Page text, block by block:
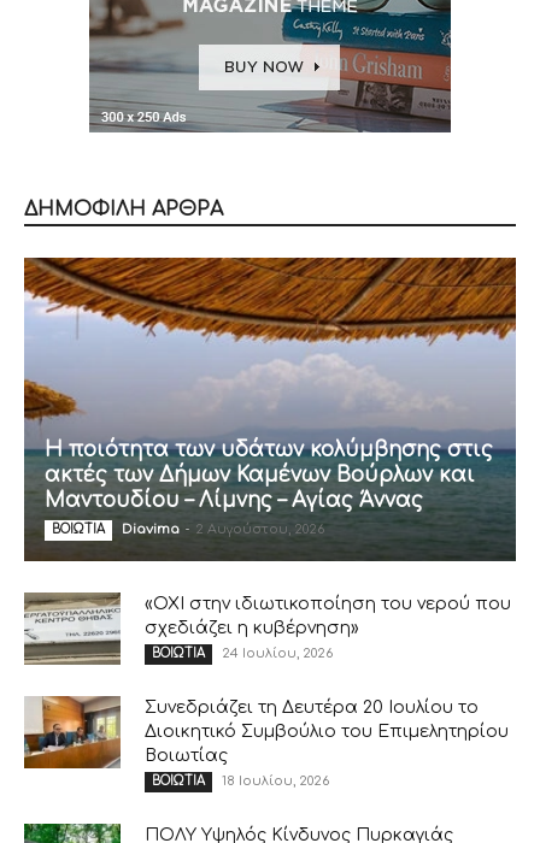
ΔΗΜΟΦΙΛΗ ΑΡΘΡΑ
Η ποιότητα των υδάτων κολύμβησης στις
ακτές των Δήμων Καμένων Βούρλων και
Μαντουδίου – Λίμνης – Αγίας Άννας
ΒΟΙΩΤΙΑ Diavima - 2 Αυγούστου, 2026
«ΟΧΙ στην ιδιωτικοποίηση του νερού που
σχεδιάζει η κυβέρνηση»
ΒΟΙΩΤΙΑ 24 Ιουλίου, 2026
Συνεδριάζει τη Δευτέρα 20 Ιουλίου το
Διοικητικό Συμβούλιο του Επιμελητηρίου
Βοιωτίας
ΒΟΙΩΤΙΑ 18 Ιουλίου, 2026
ΠΟΛΥ Υψηλός Κίνδυνος Πυρκαγιάς